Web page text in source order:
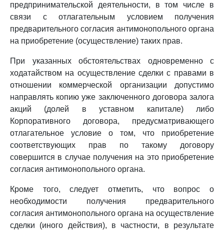
предпринимательской деятельности, в том числе в
связи с отлагательным условием получения
предварительного согласия антимонопольного органа
на приобретение (осуществление) таких прав.
При указанных обстоятельствах одновременно с
ходатайством на осуществление сделки с правами в
отношении коммерческой организации допустимо
направлять копию уже заключенного договора залога
акций (долей в уставном капитале) либо
Корпоративного договора, предусматривающего
отлагательное условие о том, что приобретение
соответствующих прав по такому договору
совершится в случае получения на это приобретение
согласия антимонопольного органа.
Кроме того, следует отметить, что вопрос о
необходимости получения предварительного
согласия антимонопольного органа на осуществление
сделки (иного действия), в частности, в результате